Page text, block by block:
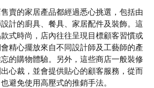
賣的家居產品都經過悉心挑選，包括由
計的廚具、餐具、家居配件及裝飾。這
式時尚，店內往往呈現目標顧客習慣或
精心擺放來自不同設計師及工藝師的產
的購物體驗。另外，這些商店一般裝修
心裁，並會提供貼心的顧客服務，從而
避免使用高壓式的推銷手法。